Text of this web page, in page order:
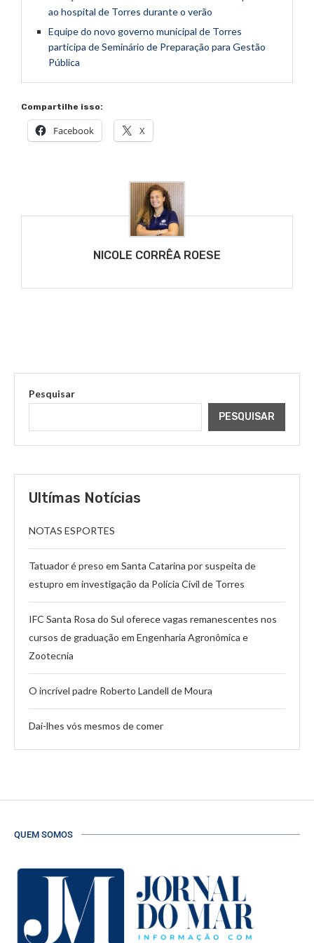
ao hospital de Torres durante o verão
Equipe do novo governo municipal de Torres
participa de Seminário de Preparação para Gestão
Pública
Compartilhe isso:
Facebook X
NICOLE CORRÊA ROESE
Pesquisar
PESQUISAR
Ultímas Notícias
NOTAS ESPORTES
Tatuador é preso em Santa Catarina por suspeita de
estupro em investigação da Polícia Civil de Torres
IFC Santa Rosa do Sul oferece vagas remanescentes nos
cursos de graduação em Engenharia Agronômica e
Zootecnia
O incrível padre Roberto Landell de Moura
Dai-lhes vós mesmos de comer
QUEM SOMOS